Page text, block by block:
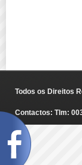
Todos os Direitos
Contactos: Tlm: